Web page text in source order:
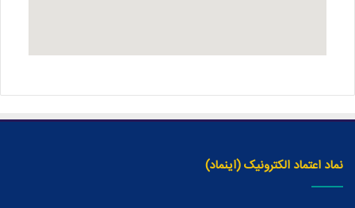
نماد اعتماد الکترونیک (اینماد)